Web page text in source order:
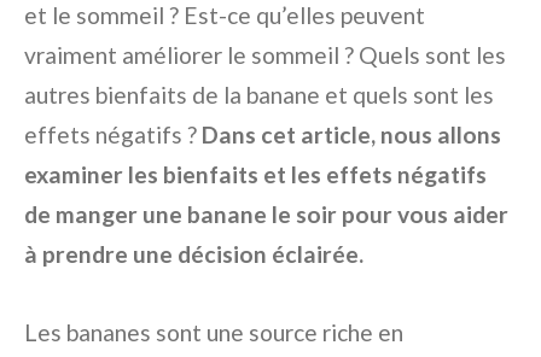
et le sommeil ? Est-ce qu’elles peuvent
vraiment améliorer le sommeil ? Quels sont les
autres bienfaits de la banane et quels sont les
effets négatifs ? Dans cet article, nous allons
examiner les bienfaits et les effets négatifs
de manger une banane le soir pour vous aider
à prendre une décision éclairée.
Les bananes sont une source riche en